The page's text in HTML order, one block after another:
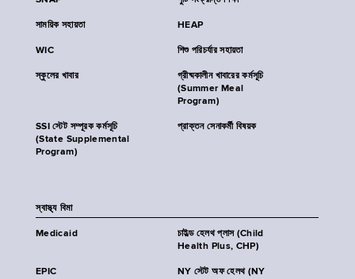
সাময়িক সহায়তা HEAP
WIC শিশু পরিচর্যার সহায়তা
স্কুলের খাবার
গ্রীষ্মকালীন খাবারের কর্মসূচি
(Summer Meal
Program)
SSI স্টেট সম্পূরক কর্মসূচি
(State Supplemental
Program)
প্রাক্তন সেনাকর্মী বিষয়ক
স্বাস্থ্য বিমা
Medicaid
চাইল্ড হেলথ প্লাস (Child
Health Plus, CHP)
EPIC
NY স্টেট অফ হেলথ (NY